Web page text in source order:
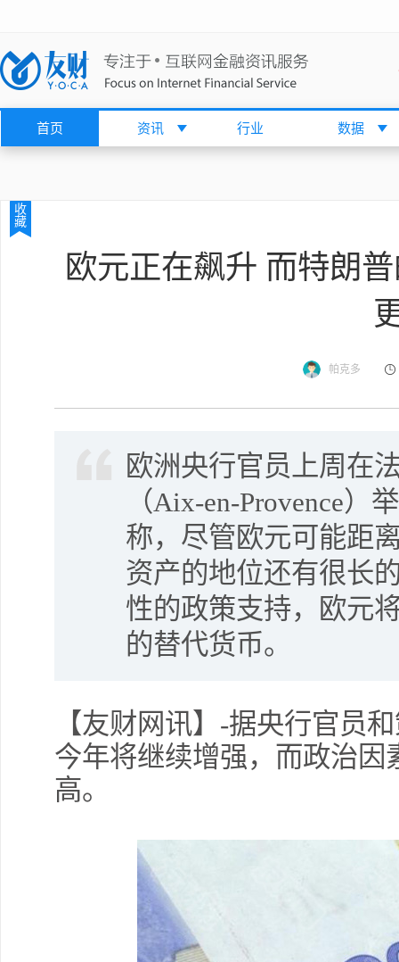
首页 资讯 行业 数据
收
藏
欧元正在飙升 而特朗
帕克多
欧洲央行官员上周在
（Aix-en-Provence）
称，尽管欧元可能距
资产的地位还有很长
性的政策支持，欧元
的替代货币。
【友财网讯】-据央行官员
今年将继续增强，而政治
高。